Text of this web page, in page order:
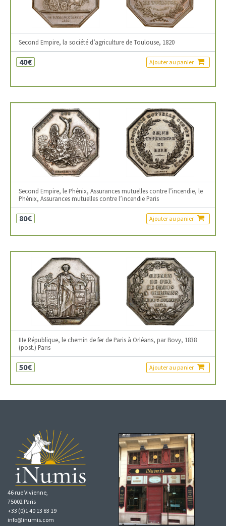
Second Empire, la société d’agriculture de Toulouse, 1820
40€ Ajouter au panier
Second Empire, le Phénix, Assurances mutuelles contre l’incendie, le
Phénix, Assurances mutuelles contre l’incendie Paris
80€ Ajouter au panier
IIIe République, le chemin de fer de Paris à Orléans, par Bovy, 1838
(post.) Paris
50€ Ajouter au panier
46 rue Vivienne,
75002 Paris
+33 (0)1 40 13 83 19
info@inumis.com